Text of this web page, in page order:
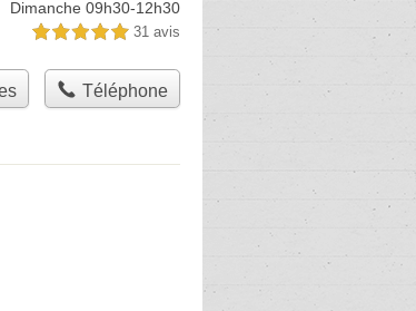
Dimanche 09h30-12h30
5,0 étoiles sur 5 31 avis
Téléphone